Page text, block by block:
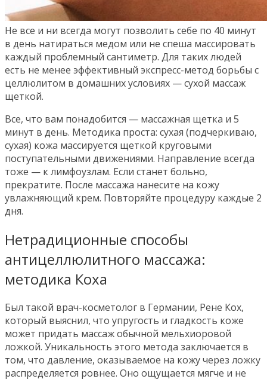
Не все и ни всегда могут позволить себе по 40 минут
в день натираться медом или не спеша массировать
каждый проблемный сантиметр. Для таких людей
есть не менее эффективный экспресс-метод борьбы с
целлюлитом в домашних условиях — сухой массаж
щеткой.
Все, что вам понадобится — массажная щетка и 5
минут в день. Методика проста: сухая (подчеркиваю,
сухая) кожа массируется щеткой круговыми
поступательными движениями. Направление всегда
тоже — к лимфоузлам. Если станет больно,
прекратите. После массажа нанесите на кожу
увлажняющий крем. Повторяйте процедуру каждые 2
дня.
Нетрадиционные способы
антицеллюлитного массажа:
методика Коха
Был такой врач-косметолог в Германии, Рене Кох,
который выяснил, что упругость и гладкость коже
может придать массаж обычной мельхиоровой
ложкой. Уникальность этого метода заключается в
том, что давление, оказываемое на кожу через ложку
распределяется ровнее. Оно ощущается мягче и не